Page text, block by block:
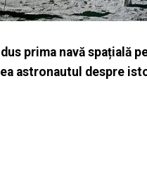
prima navă spațială
astronautul despre